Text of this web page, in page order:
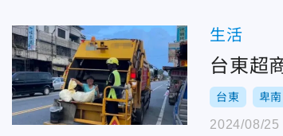
生活
台東超
台東 卑南
2024/08/25